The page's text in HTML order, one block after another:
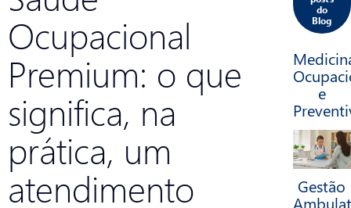
Ocupacional
Premium: o que
significa, na
prática, um
atendimento
do
Blog
e
Gestão